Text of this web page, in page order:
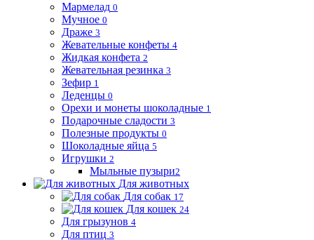
Мармелад 0
Мучное 0
Драже 3
Жевательные конфеты 4
Жидкая конфета 2
Жевательная резинка 3
Зефир 1
Леденцы 0
Орехи и монеты шоколадные 1
Подарочные сладости 3
Полезные продукты 0
Шоколадные яйца 5
Игрушки 2
Мыльные пузыри2
Для животных
Для собак 17
Для кошек 24
Для грызунов 4
Для птиц 3